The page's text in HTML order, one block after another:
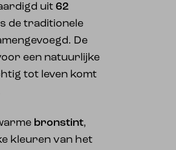
uit62
de traditionele
De
een natuurlijke
tot leven komt
bronstint,
kleuren van het